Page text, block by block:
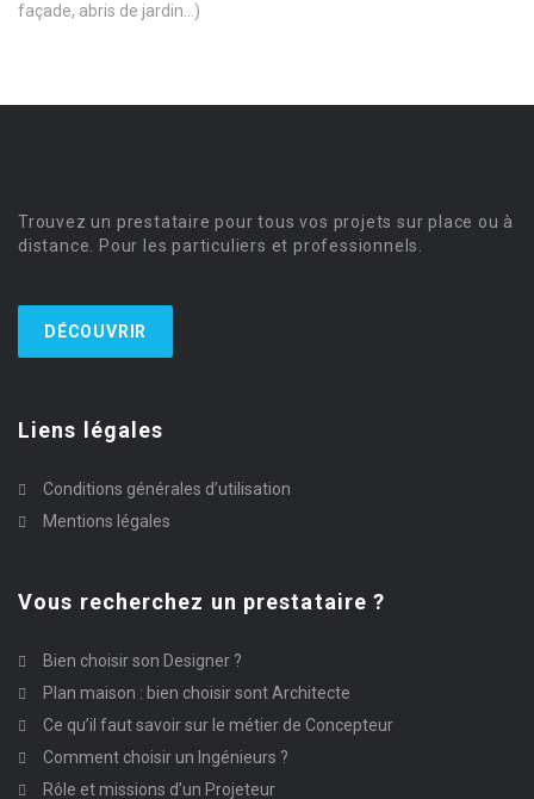
façade, abris de jardin…)
Trouvez un prestataire pour tous vos projets sur place ou à
distance. Pour les particuliers et professionnels.
DÉCOUVRIR
Liens légales
Conditions générales d’utilisation
Mentions légales
Vous recherchez un prestataire ?
Bien choisir son Designer ?
Plan maison : bien choisir sont Architecte
Ce qu’il faut savoir sur le métier de Concepteur
Comment choisir un Ingénieurs ?
Rôle et missions d’un Projeteur